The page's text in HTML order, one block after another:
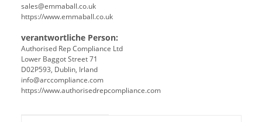
sales@emmaball.co.uk
https://www.emmaball.co.uk
verantwortliche Person:
Authorised Rep Compliance Ltd
Lower Baggot Street 71
D02P593, Dublin, Irland
info@arccompliance.com
https://www.authorisedrepcompliance.com